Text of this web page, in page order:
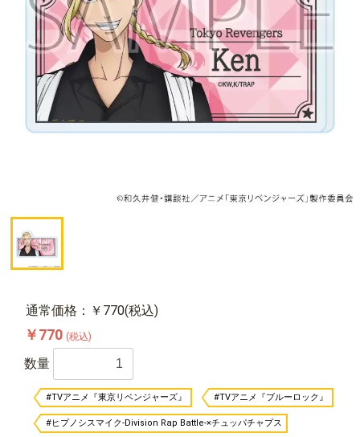
通常価格：￥770(税込)
￥770 (税込)
数量
#TVアニメ『東京リベンジャーズ』 #TVアニメ『ブルーロック』
#ヒプノシスマイク-Division Rap Battle-×チュッパチャプス